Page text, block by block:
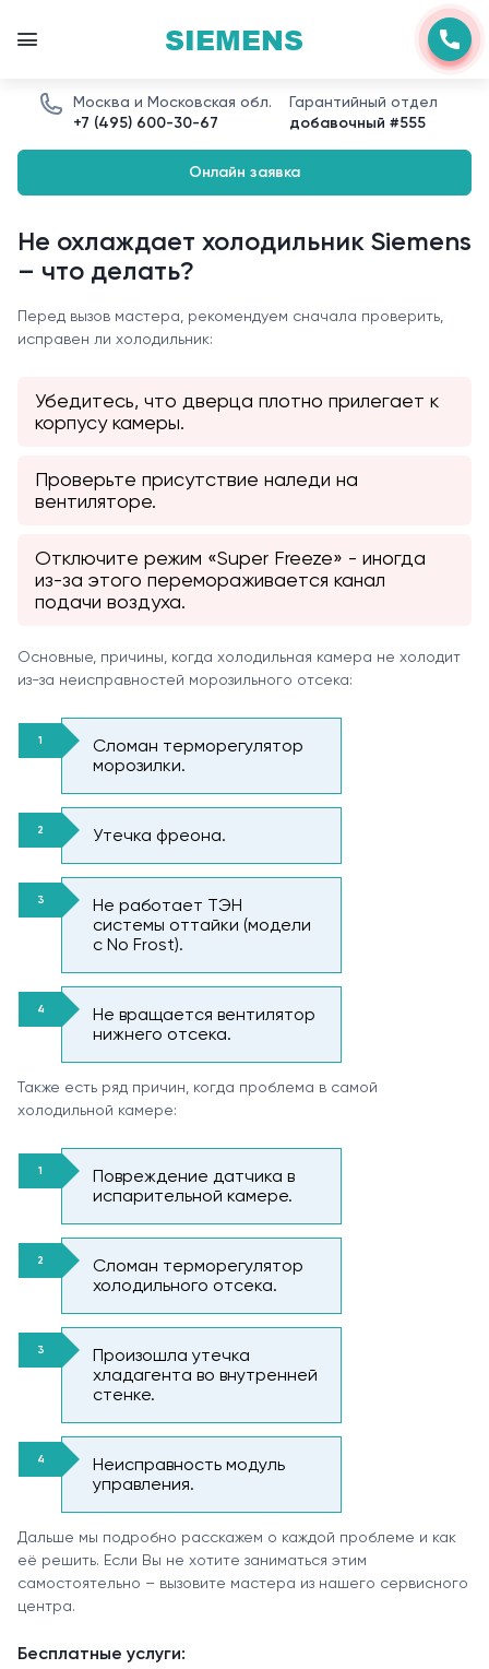
SIEMENS
Москва и Московская обл.
+7 (495) 600-30-67
Гарантийный отдел
добавочный #555
Онлайн заявка
Не охлаждает холодильник Siemens
– что делать?
Перед вызов мастера, рекомендуем сначала проверить,
исправен ли холодильник:
Убедитесь, что дверца плотно прилегает к
корпусу камеры.
Проверьте присутствие наледи на
вентиляторе.
Отключите режим «Super Freeze» - иногда
из-за этого перемораживается канал
подачи воздуха.
Основные, причины, когда холодильная камера не холодит
из-за неисправностей морозильного отсека:
Сломан терморегулятор
морозилки.
Утечка фреона.
Не работает ТЭН
системы оттайки (модели
с No Frost).
Не вращается вентилятор
нижнего отсека.
Также есть ряд причин, когда проблема в самой
холодильной камере:
Повреждение датчика в
испарительной камере.
Сломан терморегулятор
холодильного отсека.
Произошла утечка
хладагента во внутренней
стенке.
Неисправность модуль
управления.
Дальше мы подробно расскажем о каждой проблеме и как
её решить. Если Вы не хотите заниматься этим
самостоятельно – вызовите мастера из нашего сервисного
центра.
Бесплатные услуги: